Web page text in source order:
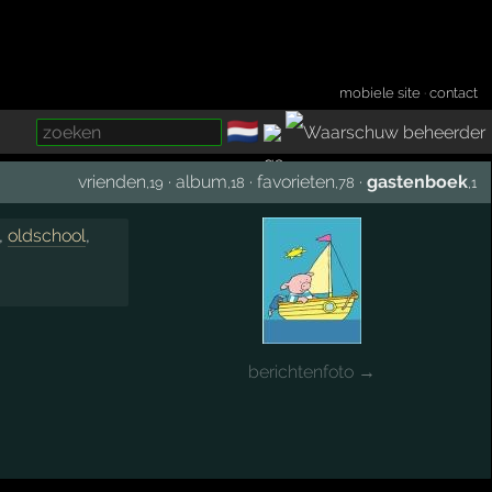
mobiele site ·contact
🇳🇱
vrienden ,19 ·album ,18 ·favorieten ,78 ·gastenboek,1
berichtenfoto →
,oldschool,